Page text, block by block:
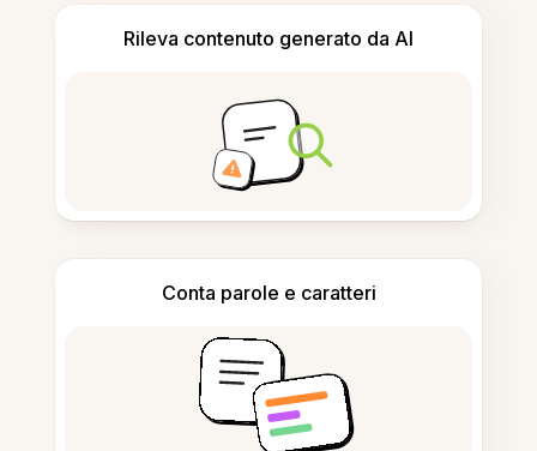
Rileva contenuto generato da AI
Conta parole e caratteri